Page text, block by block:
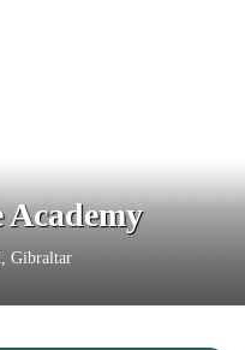
Academy
Gibraltar